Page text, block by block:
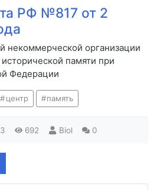
РФ №817 от 2
некоммерческой организации
памяти при
Федерации
центр память
692 Biol 0